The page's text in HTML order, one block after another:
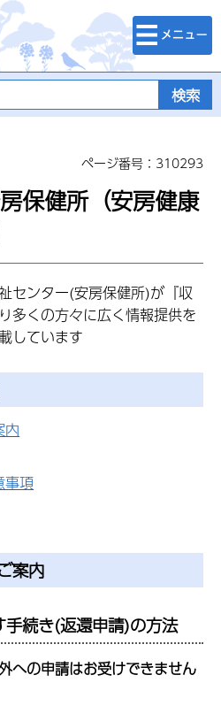
検索・メニュ
ー
ページ番号：310293
保健所（安房健康
センター(安房保健所)が『収
多くの方々に広く情報提供を
しています
内
事項
案内
続き(返還申請)の方法
への申請はお受けできません